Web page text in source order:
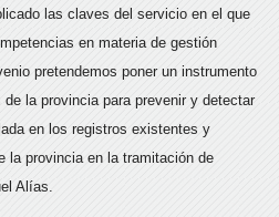
las claves del servicio en el que
en materia de gestión
pretendemos poner un instrumento
la provincia para prevenir y detectar
en los registros existentes y
la provincia en la tramitación de
Alías.